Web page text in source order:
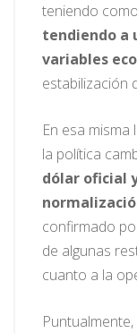
teniendo
tendiendo a
variables
estabilización
En esa
la política
dólar oficial
confirmado
de algunas
cuanto a la
Puntualmente,